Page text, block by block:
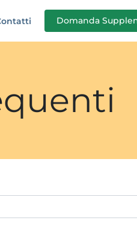
Domanda